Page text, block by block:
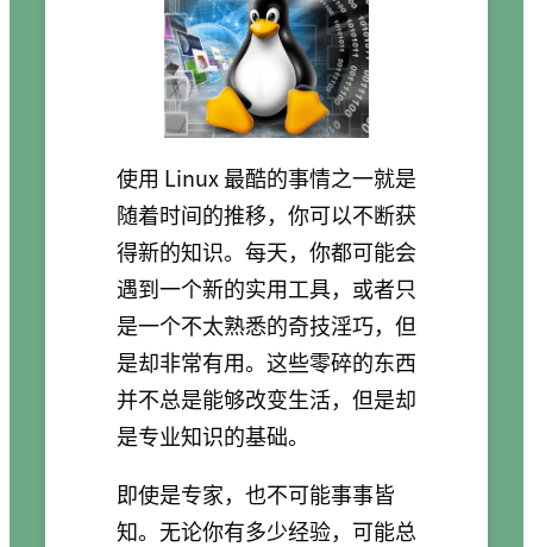
使用 Linux 最酷的事情之一就是
随着时间的推移，你可以不断获
得新的知识。每天，你都可能会
遇到一个新的实用工具，或者只
是一个不太熟悉的奇技淫巧，但
是却非常有用。这些零碎的东西
并不总是能够改变生活，但是却
是专业知识的基础。
即使是专家，也不可能事事皆
知。无论你有多少经验，可能总